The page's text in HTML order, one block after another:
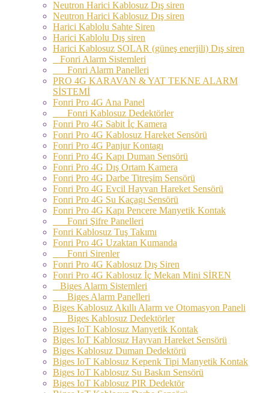
Neutron Harici Kablosuz Dış siren
Neutron Harici Kablosuz Dış siren
Harici Kablolu Sahte Siren
Harici Kablolu Dış siren
Harici Kablosuz SOLAR (güneş enerjili) Dış siren
Fonri Alarm Sistemleri
Fonri Alarm Panelleri
PRO 4G KARAVAN & YAT TEKNE ALARM
SİSTEMİ
Fonri Pro 4G Ana Panel
Fonri Kablosuz Dedektörler
Fonri Pro 4G Sabit İç Kamera
Fonri Pro 4G Kablosuz Hareket Sensörü
Fonri Pro 4G Panjur Kontagı
Fonri Pro 4G Kapı Duman Sensörü
Fonri Pro 4G Dış Ortam Kamera
Fonri Pro 4G Darbe Titreşim Sensörü
Fonri Pro 4G Evcil Hayvan Hareket Sensörü
Fonri Pro 4G Su Kaçagı Sensörü
Fonri Pro 4G Kapı Pencere Manyetik Kontak
Fonri Şifre Panelleri
Fonri Kablosuz Tuş Takımı
Fonri Pro 4G Uzaktan Kumanda
Fonri Sirenler
Fonri Pro 4G Kablosuz Dış Siren
Fonri Pro 4G Kablosuz İç Mekan Mini SİREN
Biges Alarm Sistemleri
Biges Alarm Panelleri
Biges Kablosuz Akıllı Alarm ve Otomasyon Paneli
Biges Kablosuz Dedektörler
Biges IoT Kablosuz Manyetik Kontak
Biges IoT Kablosuz Hayvan Hareket Sensörü
Biges Kablosuz Duman Dedektörü
Biges IoT Kablosuz Kepenk Tipi Manyetik Kontak
Biges IoT Kablosuz Su Baskın Sensörü
Biges IoT Kablosuz PIR Dedektör